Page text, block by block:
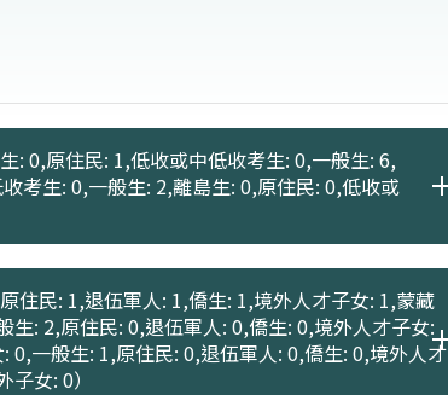
康照護服務管理、或保險管理顧問公司等，亦
關工作機會。
: 0,原住民: 1,低收或中低收考生: 0,一般生: 6,
考生: 0,一般生: 2,離島生: 0,原住民: 0,低收或
住民: 1,退伍軍人: 1,僑生: 1,境外人才子女: 1,蒙藏
生: 2,原住民: 0,退伍軍人: 0,僑生: 0,境外人才子女:
0,一般生: 1,原住民: 0,退伍軍人: 0,僑生: 0,境外人才
女: 0）